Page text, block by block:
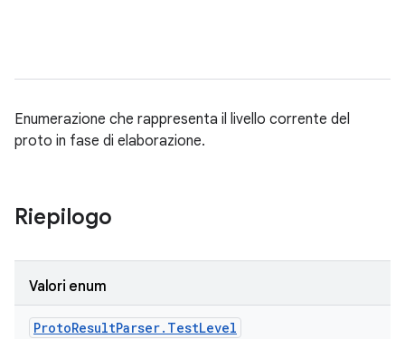
Enumerazione che rappresenta il livello corrente del
proto in fase di elaborazione.
Riepilogo
Valori enum
ProtoResultParser. TestLevel